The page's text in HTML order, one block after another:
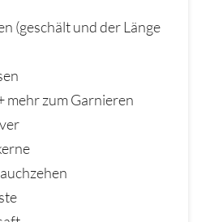
(geschält und der Länge
mehr zum Garnieren